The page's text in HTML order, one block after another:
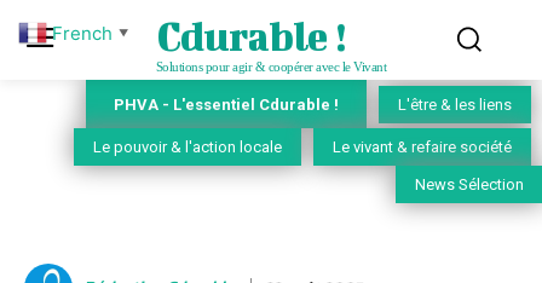
Cdurable !
Solutions pour agir & coopérer avec le Vivant
PHVA - L'essentiel Cdurable ! L'être & les liens
Le pouvoir & l'action locale Le vivant & refaire société
News Sélection
French ▼